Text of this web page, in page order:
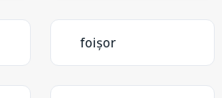
foișor